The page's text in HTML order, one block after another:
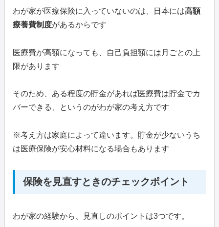
わが家が医療保険に入っていないのは、日本には高額
療養費制度があるからです
医療費が高額になっても、自己負担額には月ごとの上
限があります
そのため、ある程度の貯金があれば医療費は貯金でカ
バーできる、というのがわが家の考え方です
※考え方は家庭によって違います。貯金が少ないうち
は医療保険が安心材料になる場合もあります
保険を見直すときのチェックポイント
わが家の経験から、見直しのポイントは3つです。